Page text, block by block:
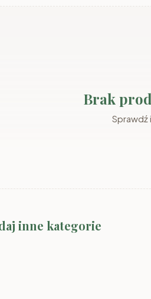
Brak
inne kategorie
2
System MARLY
kaszmir/szary